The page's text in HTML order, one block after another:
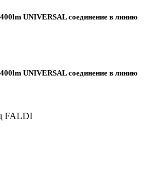
UNIVERSAL соединение в линию
UNIVERSAL соединение в линию
FALDI